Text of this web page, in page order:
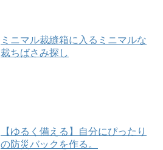
ミニマル裁縫箱に入るミニマルな
裁ちばさみ探し
【ゆるく備える】自分にぴったり
の防災バックを作る。